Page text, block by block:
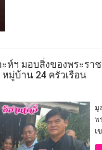
ห์ฯ มอบสิ่งของพระร
มู่บ้าน 24 ครัวเรือน
มู
พ
เ